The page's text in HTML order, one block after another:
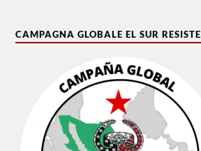
CAMPAGNA GLOBALE EL SUR RESISTE